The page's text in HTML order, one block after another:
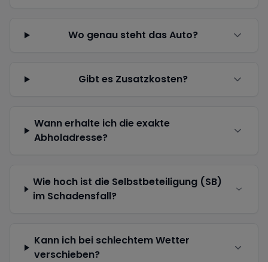
Wo genau steht das Auto?
Gibt es Zusatzkosten?
Wann erhalte ich die exakte
Abholadresse?
Wie hoch ist die Selbstbeteiligung (SB)
im Schadensfall?
Kann ich bei schlechtem Wetter
verschieben?